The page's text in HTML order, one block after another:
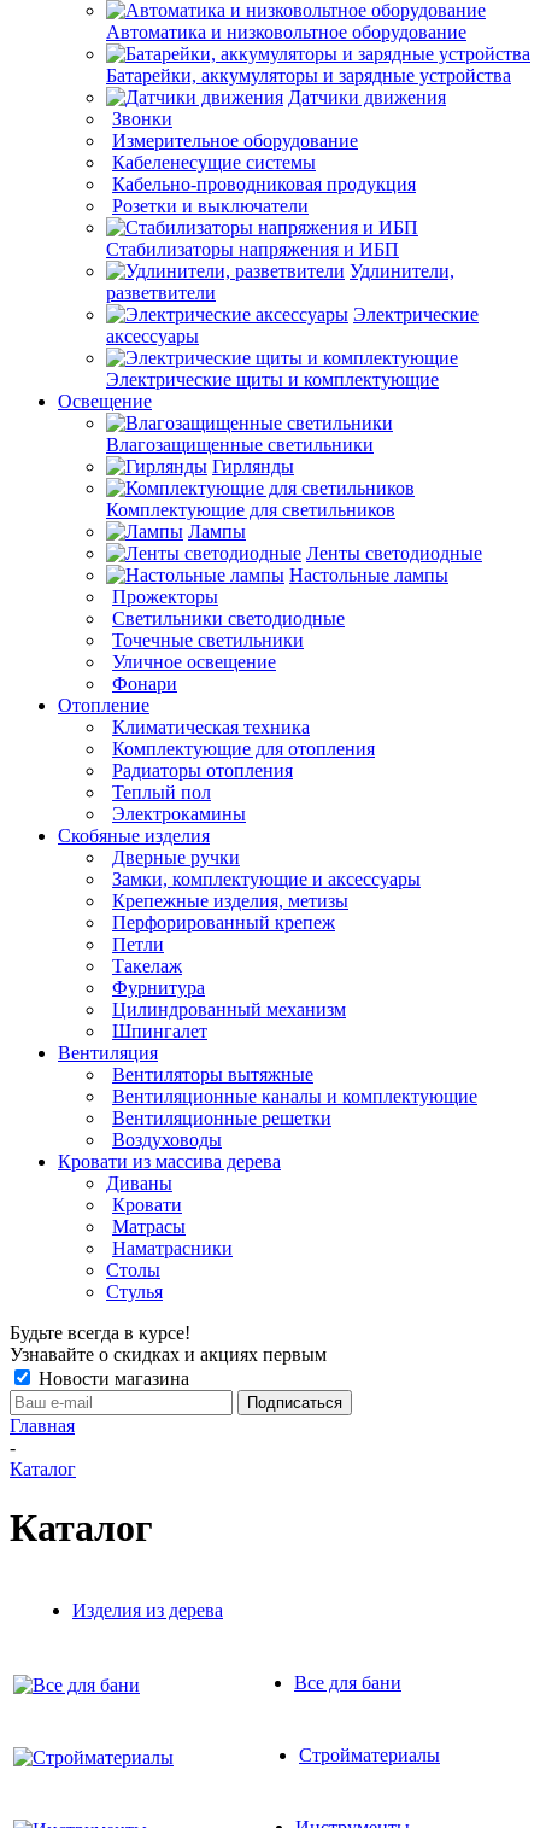
Автоматика и низковольтное оборудование
Батарейки, аккумуляторы и зарядные устройства
Датчики движения
оборудование
Кабеленесущие
системы
проводниковая продукция
Розетки и выключатели
Стабилизаторы напряжения и ИБП
разветвители
Электрические
аксессуары
Электрические щиты и комплектующие
Освещение
Влагозащищенные светильники
Гирлянды
Комплектующие для светильников
Лампы
Ленты светодиодные
Настольные лампы
Прожекторы
светодиодные
Уличное освещение
Фонари
Отопление
Климатическая техника
Комплектующие для отопления
Радиаторы отопления
Теплый пол
Электрокамины
Скобяные изделия
Дверные ручки
Замки, комплектующие и аксессуары
Крепежные изделия, метизы
Перфорированный крепеж
Петли
Такелаж
Фурнитура
Цилиндрованный механизм
Шпингалет
Вентиляция
Вентиляторы вытяжные
Вентиляционные каналы и комплектующие
Вентиляционные решетки
Воздуховоды
Кровати из массива дерева
Диваны
Кровати
Наматрасники
Столы
Стулья
Будьте всегда в курсе!
Узнавайте о скидках и акциях первым
Новости магазина
Главная
-
Каталог
Изделия из дерева
Все для бани